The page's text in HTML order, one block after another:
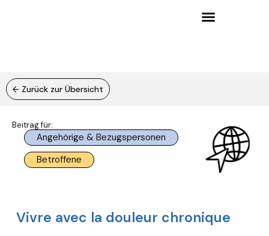
← Zurück zur Übersicht
Beitrag für:
Angehörige & Bezugspersonen
Betroffene
Vivre avec la douleur chronique